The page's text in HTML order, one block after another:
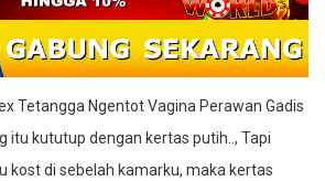
Tetangga Ngentot Vagina Perawan Gadis
itu kututup dengan kertas putih.., Tapi
kost di sebelah kamarku, maka kertas